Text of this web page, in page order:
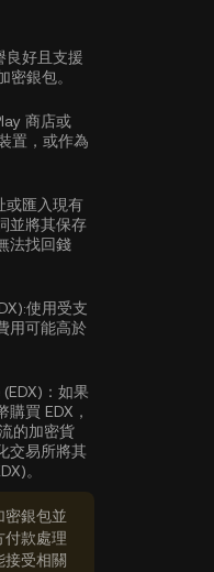
良好且支援
銀包。
商店或
置，或作為
或匯入現有
並將其保存
法找回錢
使用受支
用可能高於
： 如果
買 EDX，
的加密貨
交易所將其
。
密銀包並
付款處理
受相關